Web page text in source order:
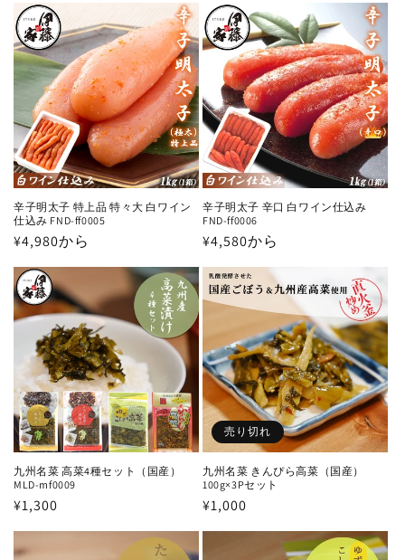
価
格
価
格
辛子明太子 特上品 特々大 白ワイン
仕込み FND-ff0005
通
価
格
¥4,980から
辛子明太子 辛口 白ワイン仕込み
FND-ff0006
通
価
格
¥4,580から
九州名菜 高菜4種セット（国産）
MLD-mf0009
通
価
¥1,300
売り切れ
九州名菜 きんぴら高菜（国産）
100g×3Pセット
通
¥1,000